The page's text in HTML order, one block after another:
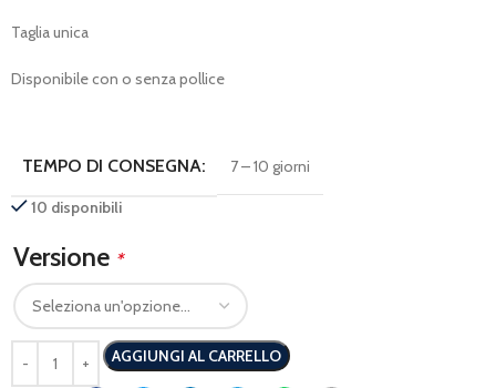
Taglia unica
Disponibile con o senza pollice
TEMPO DI CONSEGNA: 7 – 10 giorni
10 disponibili
Versione *
AGGIUNGI AL CARRELLO